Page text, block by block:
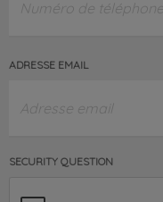
ADRESSE EMAIL
SECURITY QUESTION